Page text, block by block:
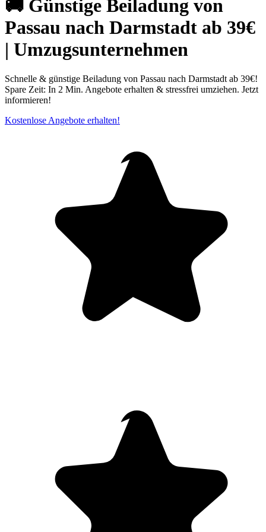
🚚 Günstige Beiladung von
Passau nach Darmstadt ab 39€
| Umzugsunternehmen
Schnelle & günstige Beiladung von Passau nach Darmstadt ab 39€!
Spare Zeit: In 2 Min. Angebote erhalten & stressfrei umziehen. Jetzt
informieren!
Kostenlose Angebote erhalten!